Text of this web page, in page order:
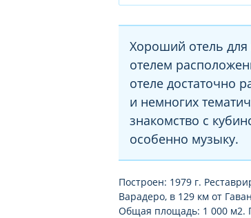
Хороший отель для
отелем
отеле достаточно
и немногих
знакомство с
особенно музыку.
Построен: 1979 г.
Варадеро, в 129 км от
Общая площадь: 1 000 м2.